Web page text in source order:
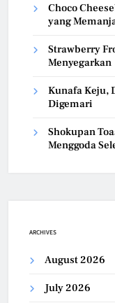
Choco
yang
Strawberry
Menyegarkan
Kunafa Keju,
Digemari
Shokupan
Menggoda
ARCHIVES
August 2026
July 2026